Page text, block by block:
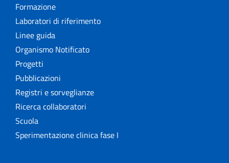
Formazione
Laboratori di riferimento
Linee guida
Organismo Notificato
Progetti
Pubblicazioni
Registri e sorveglianze
Ricerca collaboratori
Scuola
Sperimentazione clinica fase I